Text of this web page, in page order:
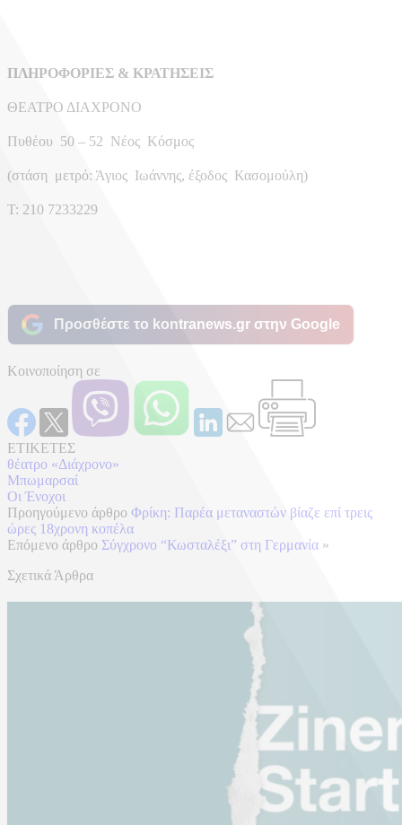
ΠΛΗΡΟΦΟΡΙΕΣ & ΚΡΑΤΗΣΕΙΣ
ΘΕΑΤΡΟ ΔΙΑΧΡΟΝΟ
Πυθέου 50 – 52 Νέος Κόσμος
(στάση μετρό: Άγιος Ιωάννης, έξοδος Κασομούλη)
Τ: 210 7233229
Προσθέστε το kontranews.gr στην Google
Κοινοποίηση σε
ΕΤΙΚΕΤΕΣ
θέατρο «Διάχρονο»
Μπωμαρσαί
Οι Ένοχοι
Προηγούμενο άρθρο Φρίκη: Παρέα μεταναστών βίαζε επί τρεις
ώρες 18χρονη κοπέλα
Επόμενο άρθρο Σύγχρονο “Κωσταλέξι” στη Γερμανία »
Σχετικά Άρθρα